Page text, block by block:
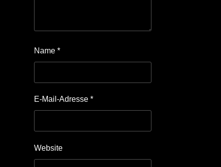
Name *
E-Mail-Adresse *
Website